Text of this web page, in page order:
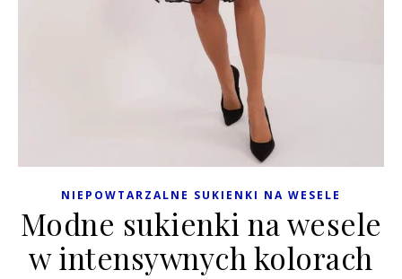
NIEPOWTARZALNE SUKIENKI NA WESELE
Modne sukienki na wesele
w intensywnych kolorach